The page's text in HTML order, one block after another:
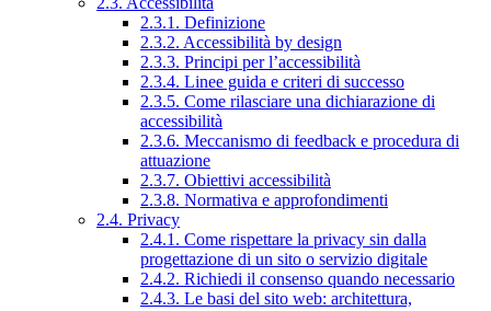
2.3.1. Definizione
2.3.2. Accessibilità by design
2.3.3. Principi per l’accessibilità
2.3.4. Linee guida e criteri di successo
2.3.5. Come rilasciare una dichiarazione di
accessibilità
2.3.6. Meccanismo di feedback e procedura di
attuazione
2.3.7. Obiettivi accessibilità
2.3.8. Normativa e approfondimenti
2.4. Privacy
2.4.1. Come rispettare la privacy sin dalla
progettazione di un sito o servizio digitale
2.4.2. Richiedi il consenso quando necessario
2.4.3. Le basi del sito web: architettura,